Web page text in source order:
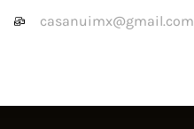
casanuimx@gmail.com